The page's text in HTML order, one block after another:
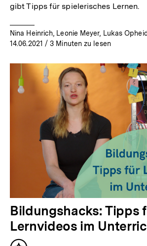
gibt Tipps für spielerisches Lernen.
Nina Heinrich, Leonie Meyer, Lukas
14.06.2021 / 3 Minuten zu lesen
Bildungshacks: Tipps
Lernvideos im